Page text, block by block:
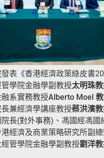
表《香港經濟政策綠皮書
學院金融學副教授太明珠
系實務教授Alberto Moel
兼經濟學講座教授蔡洪濱
長(對外事務)、馮國經馮國
經濟及商業策略研究所副
管學院金融學副教授劉洋